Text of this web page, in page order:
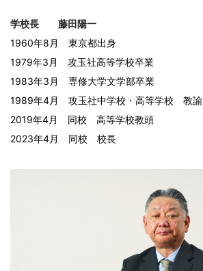
学校長 藤田陽一
1960年8月 東京都出身
1979年3月 攻玉社高等学校卒業
1983年3月 専修大学文学部卒業
1989年4月 攻玉社中学校・高等学校 教諭
2019年4月 同校 高等学校教頭
2023年4月 同校 校長